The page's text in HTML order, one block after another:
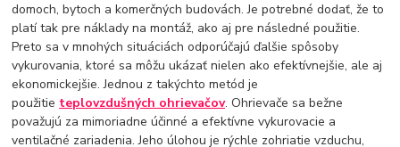
domoch, bytoch a komerčných budovách. Je potrebné dodať, že to
platí tak pre náklady na montáž, ako aj pre následné použitie.
Preto sa v mnohých situáciách odporúčajú ďalšie spôsoby
vykurovania, ktoré sa môžu ukázať nielen ako efektívnejšie, ale aj
ekonomickejšie. Jednou z takýchto metód je
použitie teplovzdušných ohrievačov. Ohrievače sa bežne
považujú za mimoriadne účinné a efektívne vykurovacie a
ventilačné zariadenia. Jeho úlohou je rýchle zohriatie vzduchu,